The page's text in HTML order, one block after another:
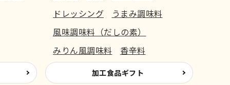
ドレッシング
うまみ調味料
風味調味料（だしの素）
みりん風調味料
香辛料
加工食品ギフト